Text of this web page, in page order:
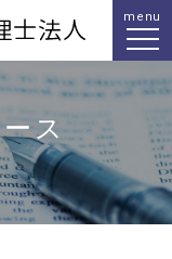
menu
ス